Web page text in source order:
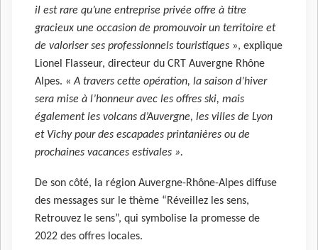
il est rare qu’une entreprise privée offre à titre
gracieux une occasion de promouvoir un territoire et
de valoriser ses professionnels touristiques », explique
Lionel Flasseur, directeur du CRT Auvergne Rhône
Alpes. « A travers cette opération, la saison d’hiver
sera mise à l’honneur avec les offres ski, mais
également les volcans d’Auvergne, les villes de Lyon
et Vichy pour des escapades printanières ou de
prochaines vacances estivales ».
De son côté, la région Auvergne-Rhône-Alpes diffuse
des messages sur le thème “Réveillez les sens,
Retrouvez le sens”, qui symbolise la promesse de
2022 des offres locales.